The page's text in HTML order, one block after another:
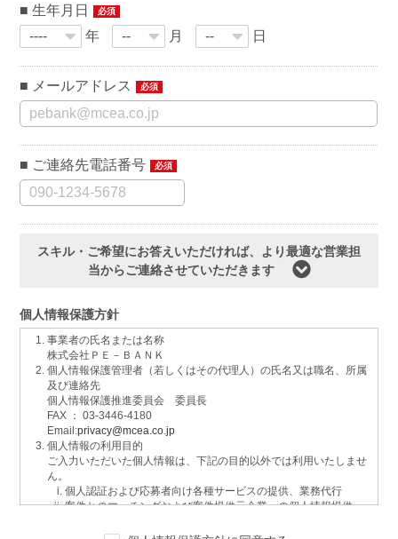
生年月日 必須
年 月 日
メールアドレス 必須
ご連絡先電話番号 必須
スキル・ご希望にお答えいただければ、より最適な営業担
当からご連絡させていただきます
個人情報保護方針
事業者の氏名または名称
株式会社ＰＥ－ＢＡＮＫ
個人情報保護管理者（若しくはその代理人）の氏名又は職名、所属
及び連絡先
個人情報保護推進委員会 委員長
FAX ： 03-3446-4180
Email:privacy@mcea.co.jp
個人情報の利用目的
ご入力いただいた個人情報は、下記の目的以外では利用いたしませ
ん。
個人認証および応募者向け各種サービスの提供、業務代行
案件とのマッチングおよび案件提供元企業への個人情報提供